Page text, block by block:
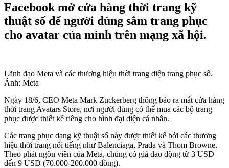
Facebook mở cửa hàng thời trang kỹ
thuật số để người dùng sắm trang phục
cho avatar của mình trên mạng xã hội.
Lãnh đạo Meta và các thương hiệu thời trang diện trang phục số.
Ảnh: Meta
Ngày 18/6, CEO Meta Mark Zuckerberg thông báo ra mắt cửa hàng
thời trang Avatars Store, nơi người dùng có thể mua các bộ trang
phục được thiết kế riêng cho hình đại diện cá nhân.
Các trang phục dạng kỹ thuật số này được thiết kế bởi các thương
hiệu thời trang nổi tiếng như Balenciaga, Prada và Thom Browne.
Theo phát ngôn viên của Meta, chúng có giá dao động từ 3 USD
đến 9 USD (70.000-200.000 đồng).